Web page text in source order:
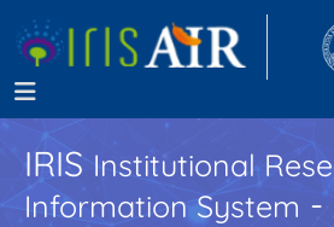
IRISInstitutional
Information System -